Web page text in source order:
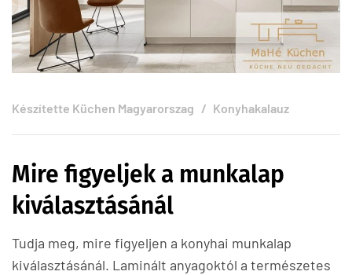
Készítette Küchen Magyarorszag Konyhakalauz
Mire figyeljek a munkalap
kiválasztásánál
Tudja meg, mire figyeljen a konyhai munkalap
kiválasztásánál. Laminált anyagoktól a természetes